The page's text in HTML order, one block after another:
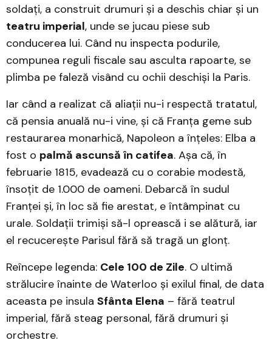
soldați, a construit drumuri și a deschis chiar și un
teatru imperial, unde se jucau piese sub
conducerea lui. Când nu inspecta podurile,
compunea reguli fiscale sau asculta rapoarte, se
plimba pe faleză visând cu ochii deschiși la Paris.
Iar când a realizat că aliații nu-i respectă tratatul,
că pensia anuală nu-i vine, și că Franța geme sub
restaurarea monarhică, Napoleon a înțeles: Elba a
fost o palmă ascunsă în catifea. Așa că, în
februarie 1815, evadează cu o corabie modestă,
însoțit de 1.000 de oameni. Debarcă în sudul
Franței și, în loc să fie arestat, e întâmpinat cu
urale. Soldații trimiși să-l oprească i se alătură, iar
el recucerește Parisul fără să tragă un glonț.
Reîncepe legenda: Cele 100 de Zile. O ultimă
strălucire înainte de Waterloo și exilul final, de data
aceasta pe insula Sfânta Elena – fără teatrul
imperial, fără steag personal, fără drumuri și
orchestre.